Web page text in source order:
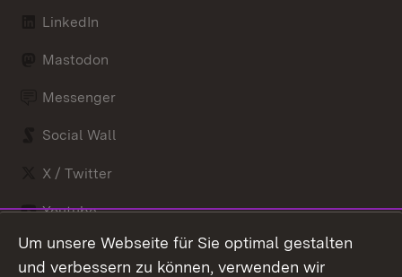
LinkedIn
Mastodon
Messenger
Social Wall
X / Twitter
Youtube
Um unsere Webseite für Sie optimal gestalten
und verbessern zu können, verwenden wir